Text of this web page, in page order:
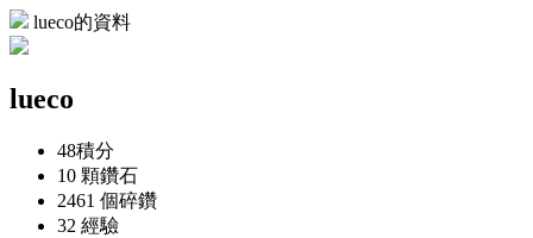
lueco的資料
lueco
48積分
10 顆鑽石
2461 個碎鑽
32 經驗